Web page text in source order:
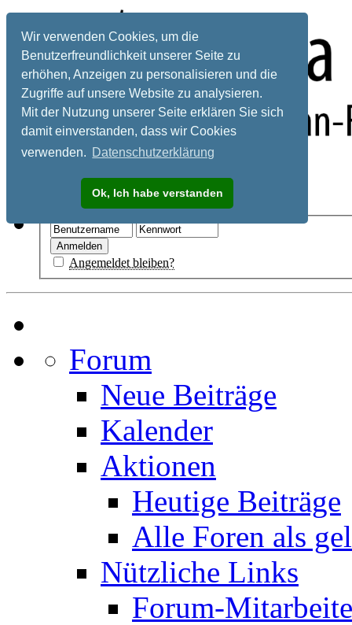
Wir verwenden Cookies, um die
Benutzerfreundlichkeit unserer Seite zu
erhöhen, Anzeigen zu personalisieren und die
Zugriffe auf unsere Website zu analysieren.
Mit der Nutzung unserer Seite erklären Sie sich
damit einverstanden, dass wir Cookies
verwenden. Datenschutzerklärung
Ok, Ich habe verstanden
Registrieren
Angemeldet bleiben?
Forum
Neue Beiträge
Kalender
Aktionen
Heutige Beiträge
Alle Foren als
Nützliche Links
Forum-